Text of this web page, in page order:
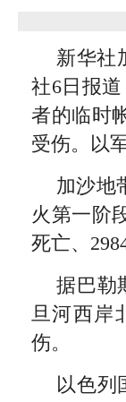
新华社
社6日报
者的临时
受伤。以
加沙地
火第一阶
死亡、
据巴勒
旦河西岸
伤。
以色列